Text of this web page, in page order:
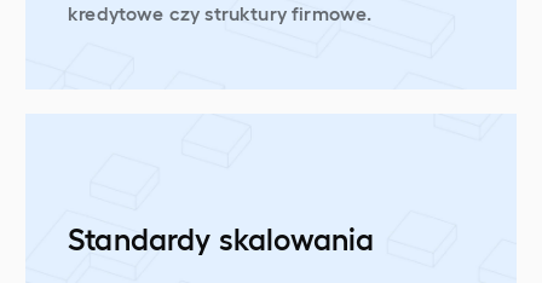
kredytowe czy struktury firmowe.
Standardy skalowania